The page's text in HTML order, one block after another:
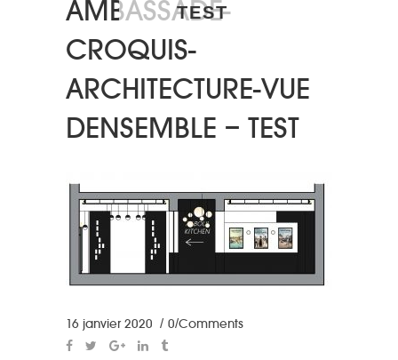
TEST
AMBASSADE-
CROQUIS-
ARCHITECTURE-VUE
DENSEMBLE – TEST
16 janvier 2020 0 Comments